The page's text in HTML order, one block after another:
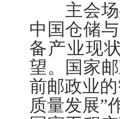
主会场
中国仓储
备产业现
望。国家
前邮政业
质量发展”